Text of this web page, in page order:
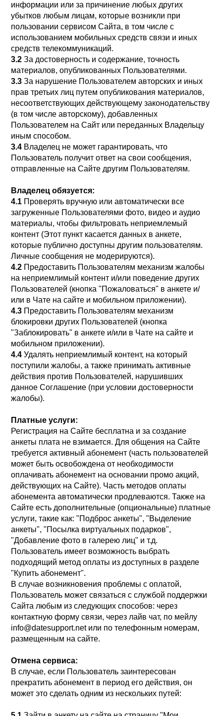
информации или за причинение любых других
убытков любым лицам, которые возникли при
пользовании сервисом Сайта, в том числе с
использованием мобильных средств связи и иных
средств телекоммуникаций.
3.2 За достоверность и содержание, точность
материалов, опубликованных Пользователями.
3.3 За нарушение Пользователем авторских и иных
прав третьих лиц путем опубликования материалов,
несоответствующих действующему законодательству
(в том числе авторскому), добавленных
Пользователем на Сайт или переданных Владельцу
иным способом.
3.4 Владелец не может гарантировать, что
Пользователь получит ответ на свои сообщения,
отправленные на Сайте другим Пользователям.
Владелец обязуется:
4.1 Проверять вручную или автоматически все
загруженные Пользователями фото, видео и аудио
материалы, чтобы фильтровать неприемлемый
контент (Этот пункт касается данных в анкете,
которые публично доступны другим пользователям.
Личные сообщения не модерируются).
4.2 Предоставить Пользователям механизм жалобы
на неприемлимый контент и/или поведение других
Пользователей (кнопка "Пожаловаться" в анкете и/
или в Чате на сайте и мобильном приложении).
4.3 Предоставить Пользователям механизм
блокировки других Пользователей (кнопка
"Заблокировать" в анкете и/или в Чате на сайте и
мобильном приложении).
4.4 Удалять неприемлимый контент, на который
поступили жалобы, а также принимать активные
действия против Пользователей, нарушивших
данное Соглашение (при условии достоверности
жалобы).
Платные услуги:
Регистрация на Сайте бесплатна и за создание
анкеты плата не взимается. Для общения на Сайте
требуется активный абонемент (часть пользователей
может быть освобождена от необходимости
оплачивать абонемент на основании промо акций,
действующих на Сайте). Часть методов оплаты
абонемента автоматически продлеваются. Также на
Сайте есть дополнительные (опциональные) платные
услуги, такие как: "Подброс анкеты", "Выделение
анкеты", "Посылка виртуальных подарков",
"Добавление фото в галерею лиц" и т.д.
Пользователь имеет возможность выбрать
подходящий метод оплаты из доступных в разделе
"Купить абонемент".
В случае возникновения проблемы с оплатой,
Пользователь может связаться с службой поддержки
Сайта любым из следующих способов: через
контактную форму связи, через лайв чат, по мейлу
info@datesupport.net или по телефонным номерам,
размещенным на сайте.
Отмена сервиса:
В случае, если Пользователь заинтересован
прекратить абонемент в период его действия, он
может это сделать одним из нескольких путей: